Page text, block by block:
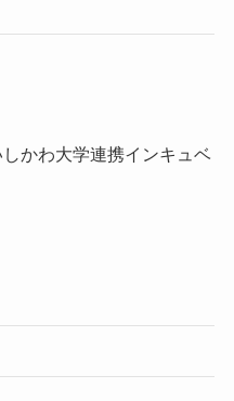
かわ大学連携インキュベ